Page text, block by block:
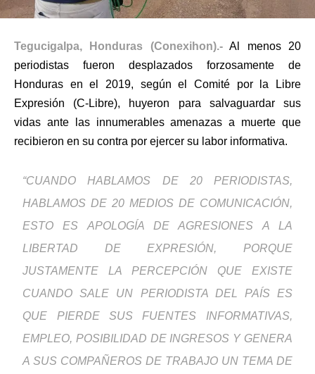
Tegucigalpa, Honduras (Conexihon).- Al menos 20
periodistas fueron desplazados forzosamente de
Honduras en el 2019, según el Comité por la Libre
Expresión (C-Libre), huyeron para salvaguardar sus
vidas ante las innumerables amenazas a muerte que
recibieron en su contra por ejercer su labor informativa.
“CUANDO HABLAMOS DE 20 PERIODISTAS,
HABLAMOS DE 20 MEDIOS DE COMUNICACIÓN,
ESTO ES APOLOGÍA DE AGRESIONES A LA
LIBERTAD DE EXPRESIÓN, PORQUE
JUSTAMENTE LA PERCEPCIÓN QUE EXISTE
CUANDO SALE UN PERIODISTA DEL PAÍS ES
QUE PIERDE SUS FUENTES INFORMATIVAS,
EMPLEO, POSIBILIDAD DE INGRESOS Y GENERA
A SUS COMPAÑEROS DE TRABAJO UN TEMA DE